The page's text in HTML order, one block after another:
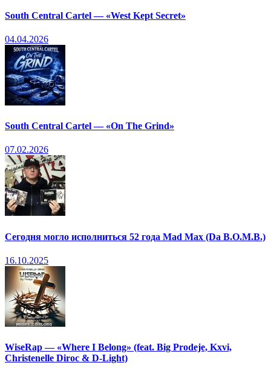
South Central Cartel — «West Kept Secret»
04.04.2026
South Central Cartel — «On The Grind»
07.02.2026
Сегодня могло исполниться 52 года Mad Max (Da B.O.M.B.)
16.10.2025
WiseRap — «Where I Belong» (feat. Big Prodeje, Kxvi,
Christenelle Diroc & D-Light)